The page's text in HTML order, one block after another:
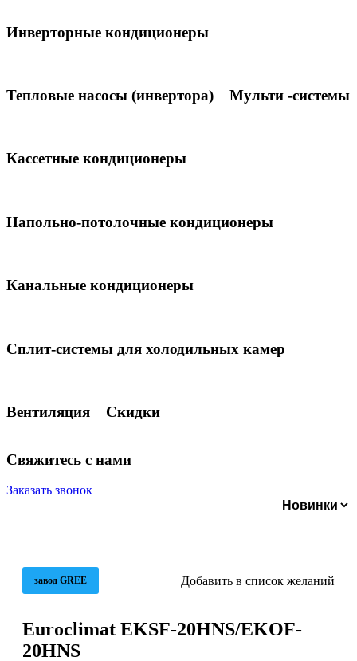
Инверторные кондиционеры
Тепловые насосы (инвертора) Мульти -системы
Кассетные кондиционеры
Напольно-потолочные кондиционеры
Канальные кондиционеры
Сплит-системы для холодильных камер
Вентиляция Скидки
Свяжитесь с нами
Заказать звонок
завод GREE Добавить в список желаний
Euroclimat EKSF-20HNS/EKOF-
20HNS